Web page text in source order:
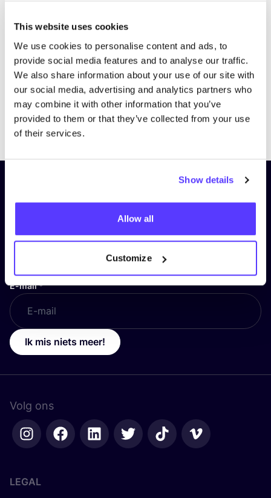
This website uses cookies
We use cookies to personalise content and ads, to
provide social media features and to analyse our traffic.
We also share information about your use of our site with
our social media, advertising and analytics partners who
may combine it with other information that you’ve
provided to them or that they’ve collected from your use
of their services.
Show details
Allow all
Customize
PreviousNext
Schrijf je in op onze nieuwsbrief
en blijf op de hoogte!
Voornaam*
E-mail*
Ik mis niets meer!
Volg ons
LEGAL